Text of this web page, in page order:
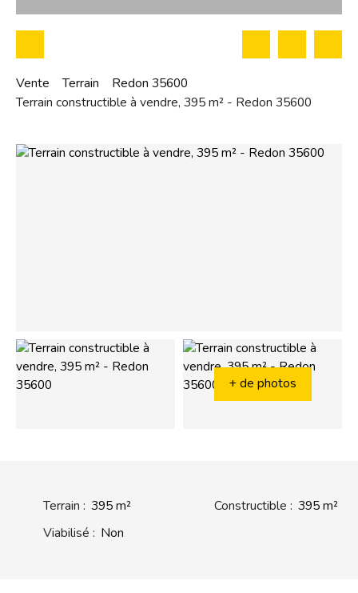
Vente Terrain
Redon 35600
Terrain constructible à vendre, 395 m² - Redon 35600
+ de photos
Terrain : 395m² Constructible : 395m²
Viabilisé : Non